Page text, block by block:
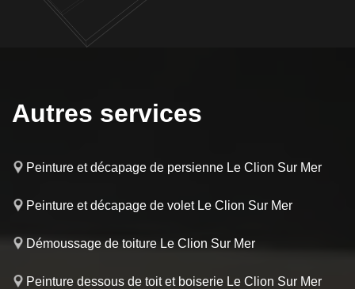
Autres services
Peinture et décapage de persienne Le Clion Sur Mer
Peinture et décapage de volet Le Clion Sur Mer
Démoussage de toiture Le Clion Sur Mer
Peinture dessous de toit et boiserie Le Clion Sur Mer